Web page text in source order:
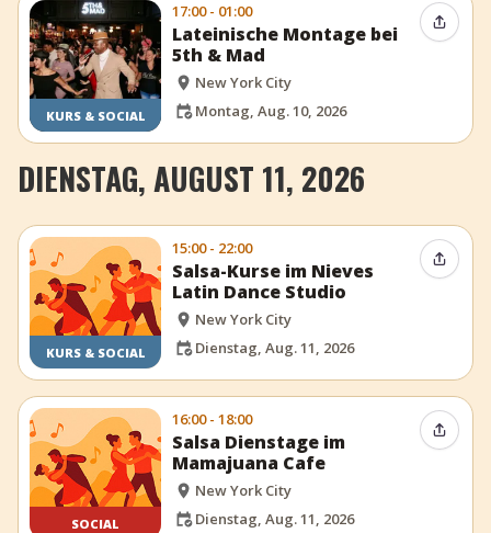
KURS & SOCIAL
17:00 - 01:00
Lateinische Montage bei
5th & Mad
New York City
Montag, Aug. 10, 2026
Event
DIENSTAG, AUGUST 11, 2026
KURS & SOCIAL
15:00 - 22:00
Salsa-Kurse im Nieves
Latin Dance Studio
New York City
Dienstag, Aug. 11, 2026
Event
SOCIAL
16:00 - 18:00
Salsa Dienstage im
Mamajuana Cafe
New York City
Dienstag, Aug. 11, 2026
Event